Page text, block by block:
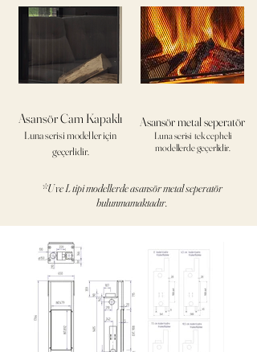
Asansör Cam Kapaklı
Luna serisi modeller için
geçerlidir.
Asansör metal seperatör
Luna serisi tek cepheli
modellerde geçerlidir.
*U ve L tipi modellerde asansör metal seperatör
bulunmamaktadır.